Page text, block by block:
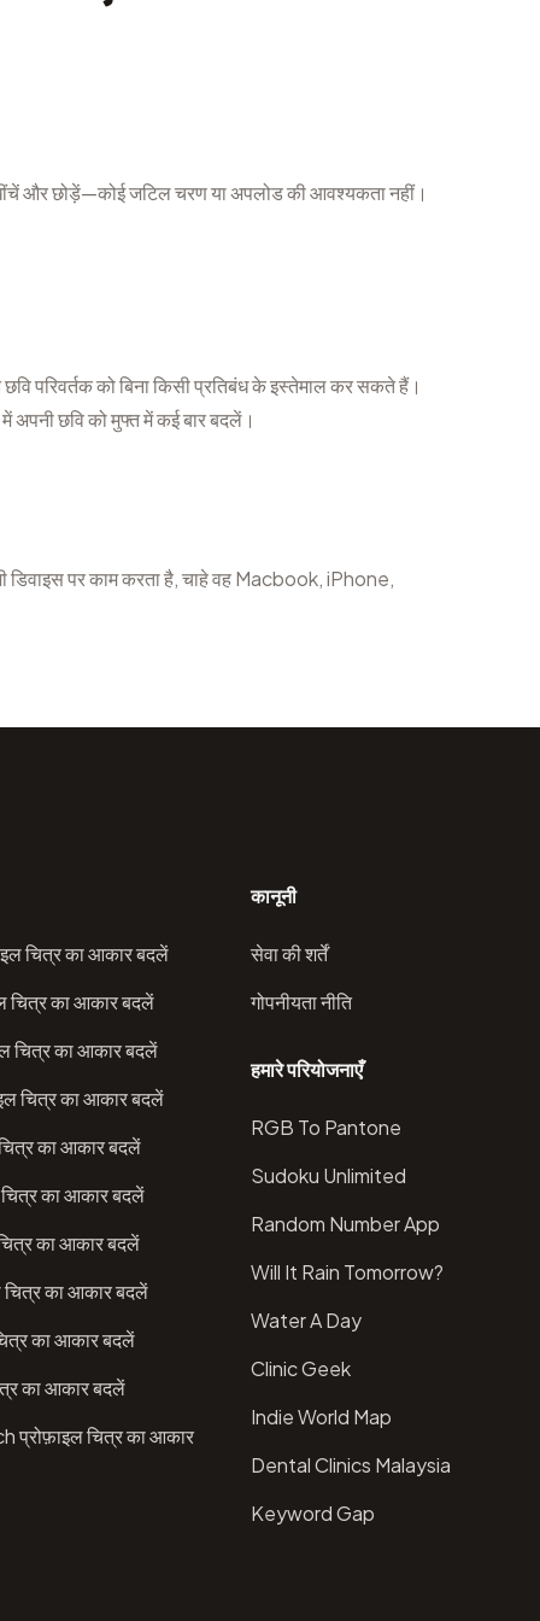
और छोड़ें—कोई जटिल चरण या अपलोड की आवश्यकता नहीं।
परिवर्तक को बिना किसी प्रतिबंध के इस्तेमाल कर सकते हैं।
छवि को मुफ्त में कई बार बदलें।
डिवाइस पर काम करता है, चाहे वह Macbook, iPhone,
चित्र का आकार बदलें
चित्र का आकार बदलें
चित्र का आकार बदलें
चित्र का आकार बदलें
का आकार बदलें
का आकार बदलें
का आकार बदलें
का आकार बदलें
का आकार बदलें
का आकार बदलें
चित्र का आकार
कानूनी
सेवा की शर्तें
गोपनीयता नीति
हमारे परियोजनाएँ
RGB To Pantone
Sudoku Unlimited
Random Number App
Will It Rain Tomorrow?
Water A Day
Clinic Geek
Indie World Map
Dental Clinics Malaysia
Keyword Gap